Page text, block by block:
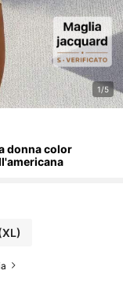
1/5
donna color